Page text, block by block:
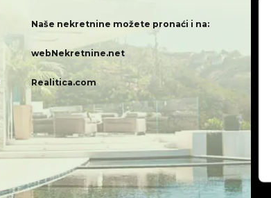
Naše nekretnine možete pronaći i na:
webNekretnine.net
Realitica.com